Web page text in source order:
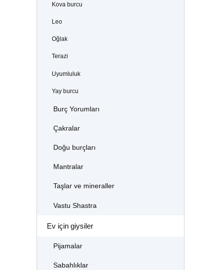
Kova burcu
Leo
Oğlak
Terazi
Uyumluluk
Yay burcu
Burç Yorumları
Çakralar
Doğu burçları
Mantralar
Taşlar ve mineraller
Vastu Shastra
Ev için giysiler
Pijamalar
Sabahlıklar